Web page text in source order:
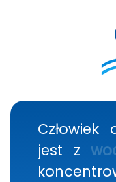
Człowiek
jest z